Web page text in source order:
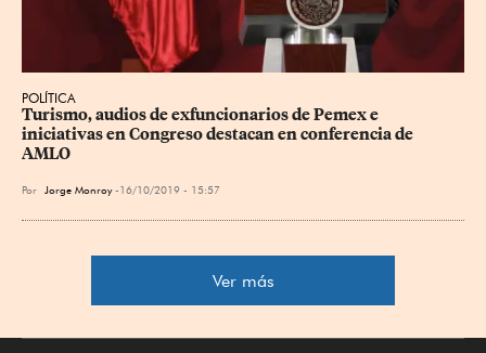
POLÍTICA
Turismo, audios de exfuncionarios de Pemex e
iniciativas en Congreso destacan en conferencia de
AMLO
Por Jorge Monroy 16/10/2019 - 15:57
Ver más